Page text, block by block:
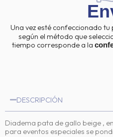
Una vez esté confeccionado tu
según el método que
tiempo corresponde a la
DESCRIPCIÓN
Diadema pata de gallo beige ,
para eventos especiales se